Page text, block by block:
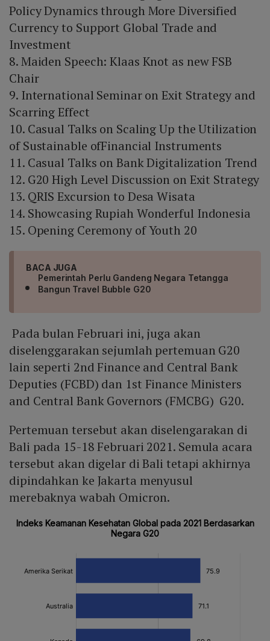
Policy Dynamics through More Diversified
Currency to Support Global Trade and
Investment
8. Maiden Speech: Klaas Knot as new FSB
Chair
9. International Seminar on Exit Strategy and
Scarring Effect
10. Casual Talks on Scaling Up the Utilization
of Sustainable ofFinancial Instruments
11. Casual Talks on Bank Digitalization Trend
12. G20 High Level Discussion on Exit Strategy
13. QRIS Excursion to Desa Wisata
14. Showcasing Rupiah Wonderful Indonesia
15. Opening Ceremony of Youth 20
BACA JUGA
Pemerintah Perlu Gandeng Negara Tetangga
Bangun Travel Bubble G20
Pada bulan Februari ini, juga akan
diselenggarakan sejumlah pertemuan G20
lain seperti 2nd Finance and Central Bank
Deputies (FCBD) dan 1st Finance Ministers
and Central Bank Governors (FMCBG) G20.
Pertemuan tersebut akan diselengarakan di
Bali pada 15-18 Februari 2021. Semula acara
tersebut akan digelar di Bali tetapi akhirnya
dipindahkan ke Jakarta menyusul
merebaknya wabah Omicron.